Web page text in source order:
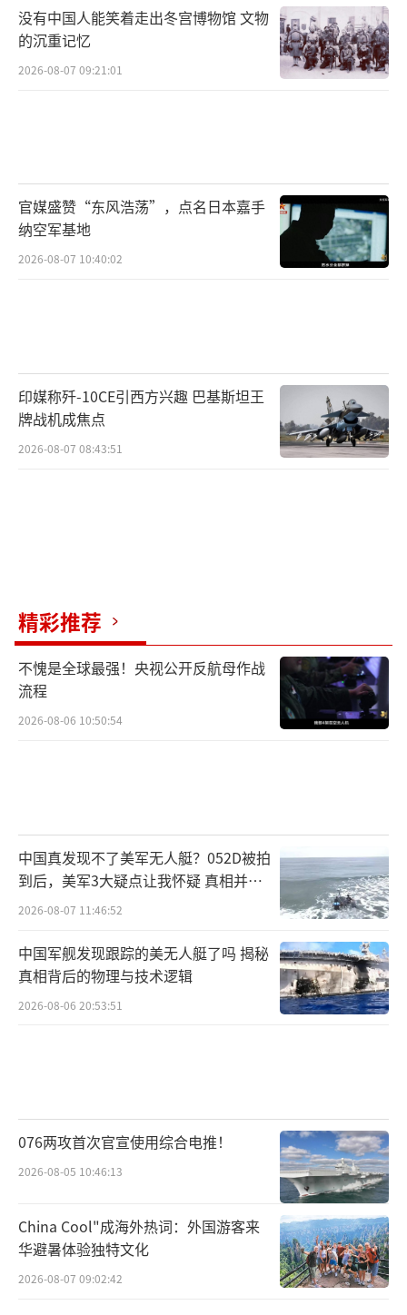
没有中国人能笑着走出冬宫博物馆 文物
的沉重记忆
2026-08-07 09:21:01
官媒盛赞“东风浩荡”，点名日本嘉手
纳空军基地
2026-08-07 10:40:02
印媒称歼-10CE引西方兴趣 巴基斯坦王
牌战机成焦点
2026-08-07 08:43:51
精彩推荐
不愧是全球最强！央视公开反航母作战
流程
2026-08-06 10:50:54
中国真发现不了美军无人艇？052D被拍
到后，美军3大疑点让我怀疑 真相并非
如此
2026-08-07 11:46:52
中国军舰发现跟踪的美无人艇了吗 揭秘
真相背后的物理与技术逻辑
2026-08-06 20:53:51
076两攻首次官宣使用综合电推！
2026-08-05 10:46:13
China Cool"成海外热词：外国游客来
华避暑体验独特文化
2026-08-07 09:02:42